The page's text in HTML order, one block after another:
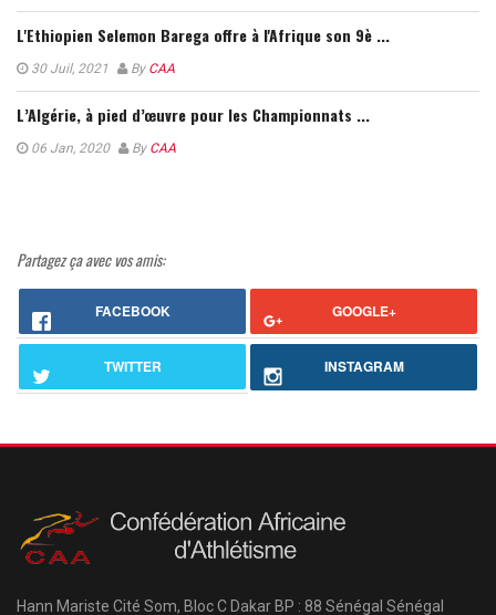
L'Ethiopien Selemon Barega offre à l'Afrique son 9è ...
30 Juil, 2021 By CAA
L’Algérie, à pied d’œuvre pour les Championnats ...
06 Jan, 2020 By CAA
Partagez ça avec vos amis:
FACEBOOK GOOGLE+
TWITTER INSTAGRAM
Hann Mariste Cité Som, Bloc C Dakar BP : 88 Sénégal Sénégal